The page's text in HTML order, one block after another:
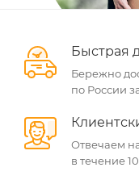
Быстрая
Бережно
по России
Отвечаем
в течение